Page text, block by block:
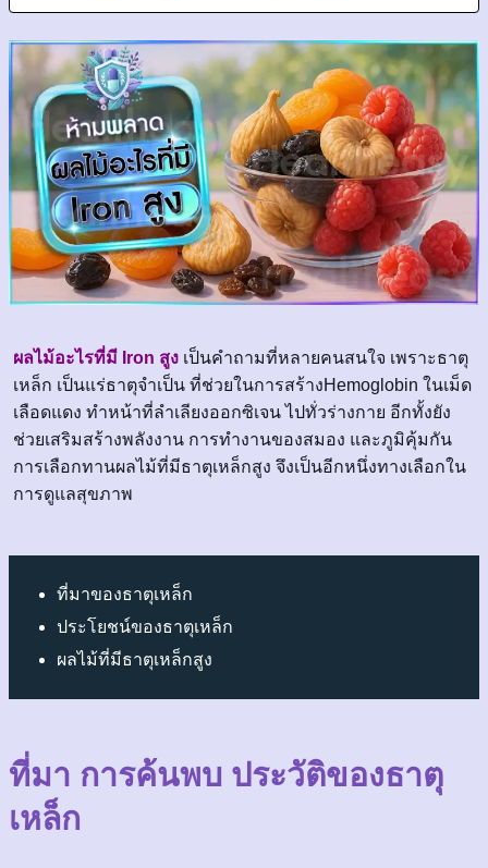
ผลไม้อะไรที่มี Iron สูง เป็นคำถามที่หลายคนสนใจ เพราะธาตุ
เหล็ก เป็นแร่ธาตุจำเป็น ที่ช่วยในการสร้างHemoglobin ในเม็ด
เลือดแดง ทำหน้าที่ลำเลียงออกซิเจน ไปทั่วร่างกาย อีกทั้งยัง
ช่วยเสริมสร้างพลังงาน การทำงานของสมอง และภูมิคุ้มกัน
การเลือกทานผลไม้ที่มีธาตุเหล็กสูง จึงเป็นอีกหนึ่งทางเลือกใน
การดูแลสุขภาพ
ที่มาของธาตุเหล็ก
ประโยชน์ของธาตุเหล็ก
ผลไม้ที่มีธาตุเหล็กสูง
ที่มา การค้นพบ ประวัติของธาตุ
เหล็ก